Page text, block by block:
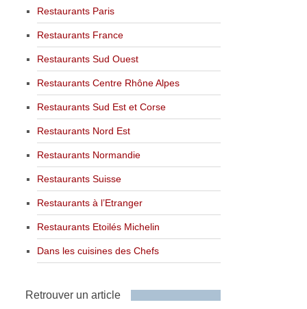
Restaurants Paris
Restaurants France
Restaurants Sud Ouest
Restaurants Centre Rhône Alpes
Restaurants Sud Est et Corse
Restaurants Nord Est
Restaurants Normandie
Restaurants Suisse
Restaurants à l’Etranger
Restaurants Etoilés Michelin
Dans les cuisines des Chefs
Retrouver un article